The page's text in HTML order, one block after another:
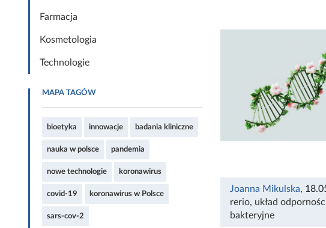
Farmacja
Kosmetologia
Technologie
MAPA TAGÓW
bioetyka innowacje badania kliniczne
nauka w polsce pandemia
nowe technologie koronawirus
covid-19 koronawirus w Polsce
sars-cov-2
Joanna Mikulska,
rerio, układ
bakteryjne